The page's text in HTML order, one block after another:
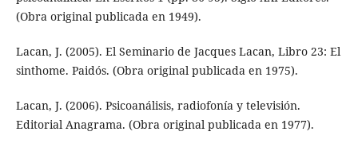
(Obra original publicada en 1949).
Lacan, J. (2005). El Seminario de Jacques Lacan, Libro 23: El
sinthome. Paidós. (Obra original publicada en 1975).
Lacan, J. (2006). Psicoanálisis, radiofonía y televisión.
Editorial Anagrama. (Obra original publicada en 1977).